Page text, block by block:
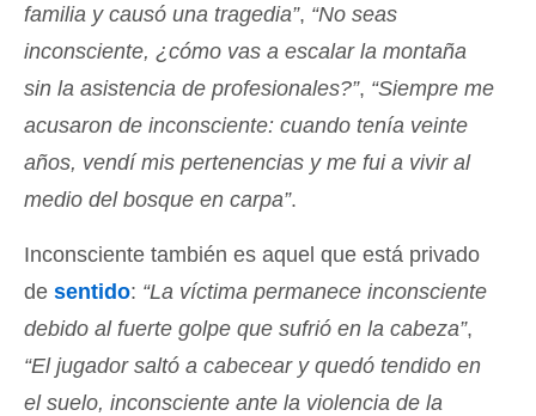
familia y causó una tragedia”, “No seas
inconsciente, ¿cómo vas a escalar la montaña
sin la asistencia de profesionales?”, “Siempre me
acusaron de inconsciente: cuando tenía veinte
años, vendí mis pertenencias y me fui a vivir al
medio del bosque en carpa”.
Inconsciente también es aquel que está privado
de sentido: “La víctima permanece inconsciente
debido al fuerte golpe que sufrió en la cabeza”,
“El jugador saltó a cabecear y quedó tendido en
el suelo, inconsciente ante la violencia de la